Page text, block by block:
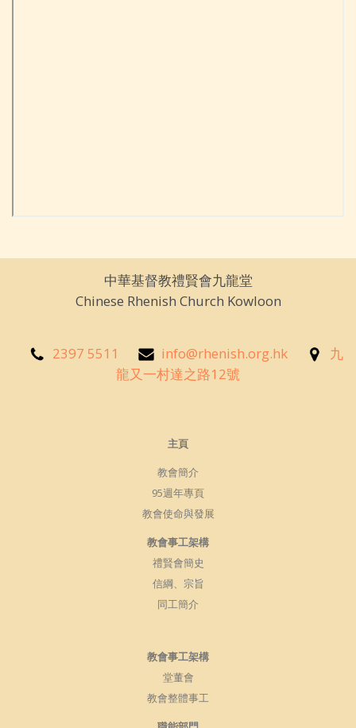
中華基督教禮賢會九龍堂
Chinese Rhenish Church Kowloon
2397 5511 info@rhenish.org.hk
九
龍又一村達之路12號
主頁
教會簡介
95週年專頁
教會使命與發展
教會事工架構
禮賢會簡史
信綱、宗旨
同工簡介
教會事工架構
堂董會
教會整體事工